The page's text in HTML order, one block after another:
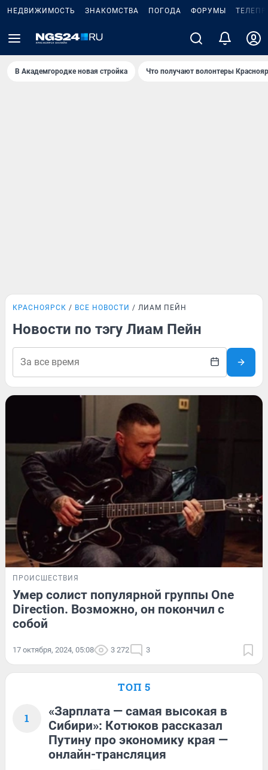
НЕДВИЖИМОСТЬ ЗНАКОМСТВА ПОГОДА ФОРУМЫ
В Академгородке новая стройка Что получают волонтеры
КРАСНОЯРСК ВСЕ НОВОСТИ ЛИАМ ПЕЙН
Новости по тэгу Лиам Пейн
ПРОИСШЕСТВИЯ
Умер солист популярной группы One
Direction. Возможно, он покончил с
собой
17 октября, 2024, 05:08 3 272 3
ТОП 5
1
«Зарплата — самая высокая в
Сибири»: Котюков рассказал
Путину про экономику края —
онлайн-трансляция